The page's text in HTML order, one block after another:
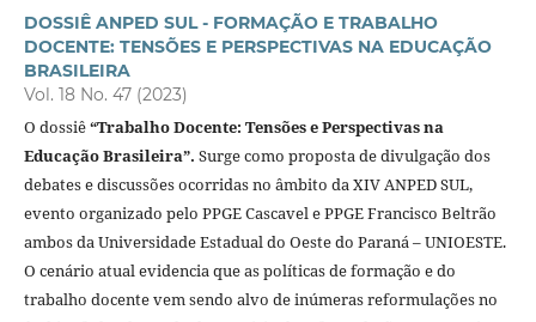
DOSSIÊ ANPED SUL - FORMAÇÃO E TRABALHO
DOCENTE: TENSÕES E PERSPECTIVAS NA EDUCAÇÃO
BRASILEIRA
Vol. 18 No. 47 (2023)
O dossiê“Trabalho Docente: Tensões e Perspectivas na
Educação Brasileira”. Surge como proposta de divulgação dos
debates e discussões ocorridas no âmbito da XIV ANPED SUL,
evento organizado pelo PPGE Cascavel e PPGE Francisco Beltrão
ambos da Universidade Estadual do Oeste do Paraná – UNIOESTE.
O cenário atual evidencia que as políticas de formação e do
trabalho docente vem sendo alvo de inúmeras reformulações no